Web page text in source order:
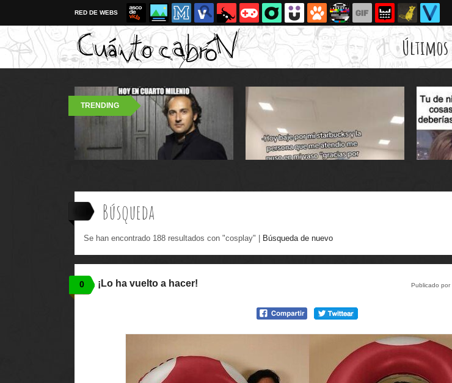
RED DE WEBS
Últimos
TRENDING
Búsqueda
Se han encontrado 188 resultados con "cosplay" | Búsqueda de nuevo
0 Publicado por
¡Lo ha vuelto a hacer!